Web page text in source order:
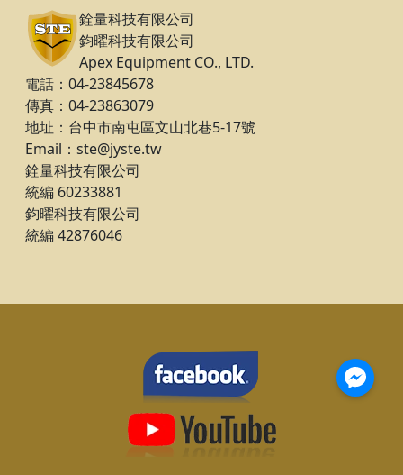
銓量科技有限公司
鈞曜科技有限公司
Apex Equipment CO., LTD.
電話：04-23845678
傳真：04-23863079
地址：台中市南屯區文山北巷5-17號
Email：ste@jyste.tw
銓量科技有限公司
統編 60233881
鈞曜科技有限公司
統編 42876046